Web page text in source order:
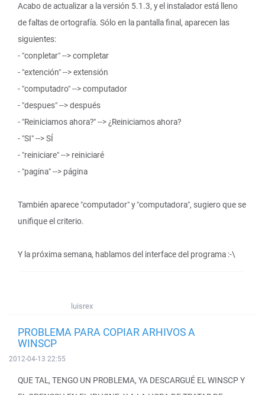
Acabo de actualizar a la versión 5.1.3, y el instalador está lleno
de faltas de ortografía. Sólo en la pantalla final, aparecen las
siguientes:
- "conpletar" --> completar
- "extención" --> extensión
- "computadro" --> computador
- "despues" --> después
- "Reiniciamos ahora?" --> ¿Reiniciamos ahora?
- "SI" --> SÍ
- "reiniciare" --> reiniciaré
- "pagina" --> página
También aparece "computador" y "computadora", sugiero que se
unifique el criterio.
Y la próxima semana, hablamos del interface del programa :-\
luisrex
PROBLEMA PARA COPIAR ARHIVOS A
WINSCP
2012-04-13 22:55
QUE TAL, TENGO UN PROBLEMA, YA DESCARGUÉ EL WINSCP Y